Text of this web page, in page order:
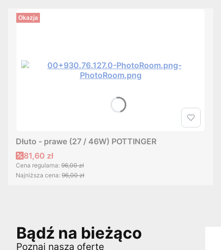
Okazja
Dłuto - prawe (27 / 46W) POTTINGER
Cena promocyjna
81,60 zł
Cena regularna: 96,00 zł
Najniższa cena: 96,00 zł
Bądź na bieżąco
Poznaj naszą ofertę